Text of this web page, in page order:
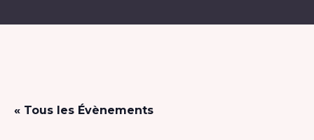
« Tous les Évènements